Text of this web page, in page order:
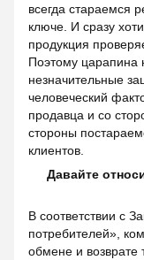
всегда стараемся
ключе. И сразу
продукция
Поэтому царапина
незначительные
человеческий
продавца и со
стороны
клиентов.
Давайте
В соответствии с
потребителей»,
обмене и возврате